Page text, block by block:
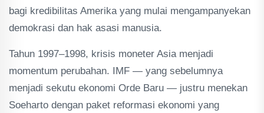
bagi kredibilitas Amerika yang mulai mengampanyekan
demokrasi dan hak asasi manusia.
Tahun 1997–1998, krisis moneter Asia menjadi
momentum perubahan. IMF — yang sebelumnya
menjadi sekutu ekonomi Orde Baru — justru menekan
Soeharto dengan paket reformasi ekonomi yang